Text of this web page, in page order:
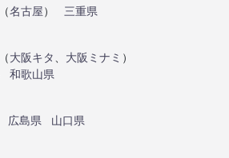
（名古屋）
三重県
（大阪キタ 大阪ミナミ ）
和歌山県
広島県
山口県